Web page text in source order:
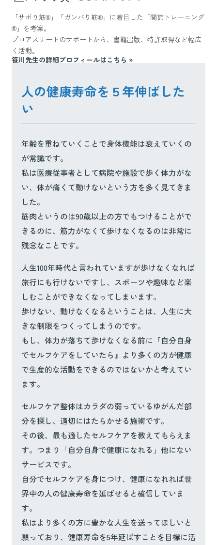
「サボり筋®」「ガンバり筋®」に着目した「関節トレーニング
®」を考案。
プロアスリートのサポートから、書籍出版、特許取得など幅広
く活動。
笹川先生の詳細プロフィールはこちら »
人の健康寿命を５年伸ばした
い
年齢を重ねていくことで身体機能は衰えていくの
が常識です。
私は医療従事者として病院や施設で歩く体力がな
い、体が痛くて動けないという方を多く見てきま
した。
筋肉というのは90歳以上の方でもつけることがで
きるのに、筋力がなくて歩けなくなるのは非常に
残念なことです。
人生100年時代と言われていますが歩けなくなれば
旅行にも行けないですし、スポーツや趣味など楽
しむことができなくなってしまいます。
歩けない、動けなくなるということは、人生に大
きな制限をつくってしまうのです。
もし、体力が落ちて歩けなくなる前に『自分自身
でセルフケアをしていたら』より多くの方が健康
で生産的な活動をできるのではないかと考えてい
ます。
セルフケア整体はカラダの弱っているゆがんだ部
分を探し、適切にはたらかせる施術です。
その後、最も適したセルフケアを教えてもらえま
す。つまり「自分自身で健康になれる」他にない
サービスです。
自分でセルフケアを身につけ、健康になれれば世
界中の人の健康寿命を延ばせると確信していま
す。
私はより多くの方に豊かな人生を送ってほしいと
願っており、健康寿命を5年延ばすことを目標に活